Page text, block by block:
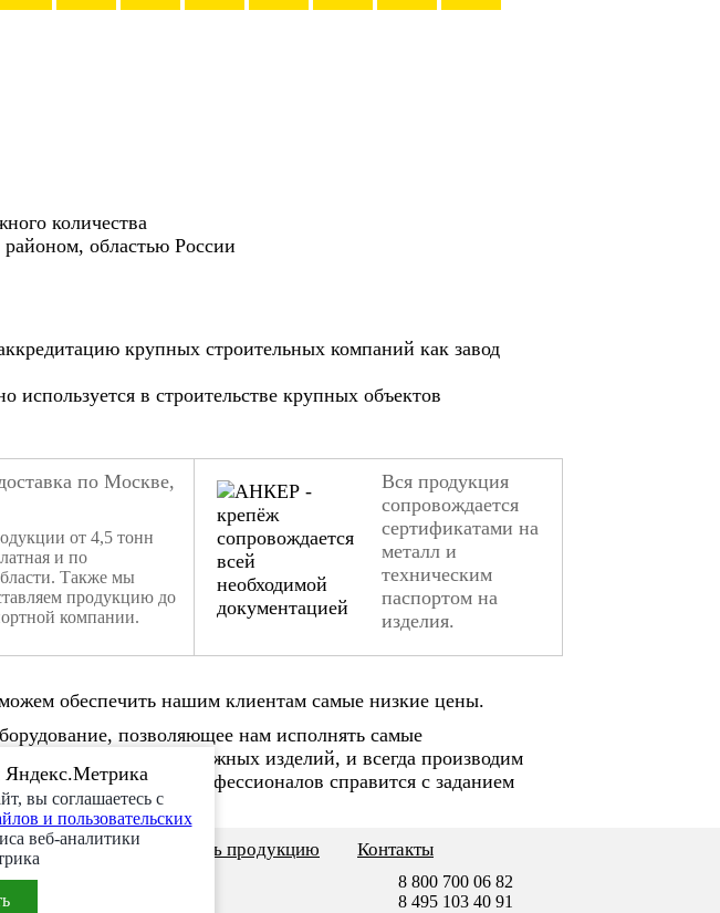
количества
областью России
крупных строительных компаний как завод
используется в строительстве крупных объектов
по Москве,
от 4,5 тонн
и по
Также мы
продукцию до
компании.
Вся продукция
сопровождается
сертификатами на
металл и
техническим
паспортом на
изделия.
обеспечить нашим клиентам самые низкие цены.
позволяющее нам исполнять самые
изготовления сложных изделий, и всегда производим
Наша команда профессионалов справится с заданием
Заказ месяца Заказать продукцию Контакты
8 800 700 06 82
8 495 103 40 91
Яндекс.Метрика
вы соглашаетесь с
и пользовательских
веб-аналитики